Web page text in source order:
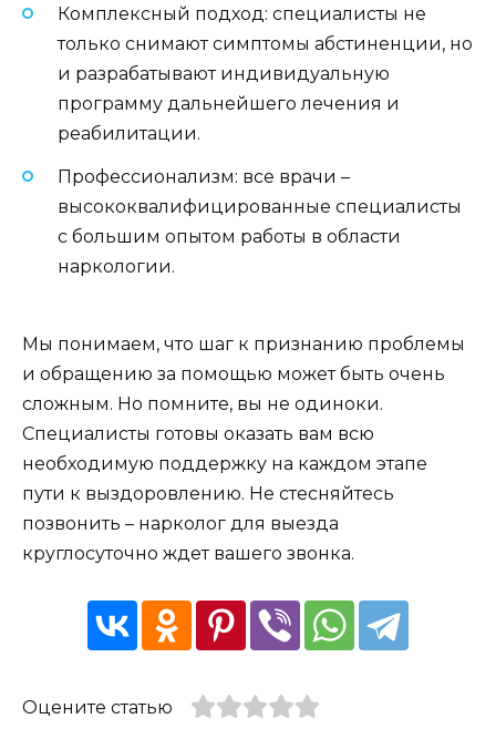
Комплексный подход: специалисты не
только снимают симптомы абстиненции, но
и разрабатывают индивидуальную
программу дальнейшего лечения и
реабилитации.
Профессионализм: все врачи –
высококвалифицированные специалисты
с большим опытом работы в области
наркологии.
Мы понимаем, что шаг к признанию проблемы
и обращению за помощью может быть очень
сложным. Но помните, вы не одиноки.
Специалисты готовы оказать вам всю
необходимую поддержку на каждом этапе
пути к выздоровлению. Не стесняйтесь
позвонить – нарколог для выезда
круглосуточно ждет вашего звонка.
Оцените статью